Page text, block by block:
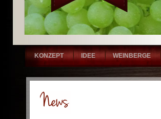
KONZEPT IDEE WEINBERGE